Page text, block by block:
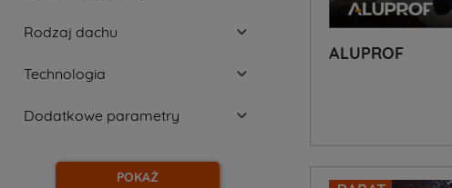
ALUPROF
Rodzaj dachu
Technologia
Dodatkowe parametry
POKAŻ